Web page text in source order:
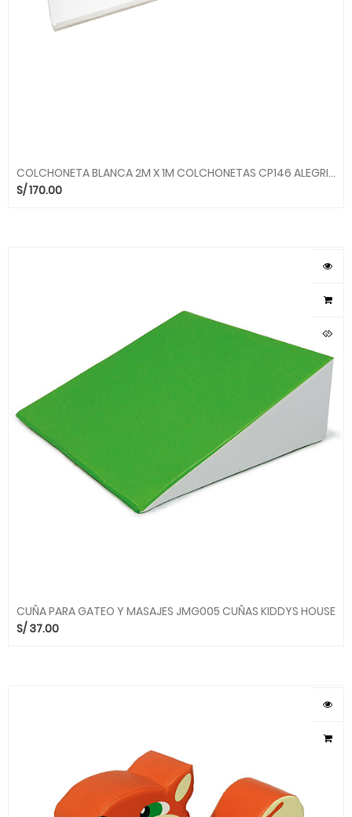
COLCHONETA BLANCA 2M X 1M COLCHONETAS CP146 ALEGRIA SMC
S/170.00
CUÑA PARA GATEO Y MASAJES JMG005 CUÑAS KIDDYS HOUSE
S/ 37.00